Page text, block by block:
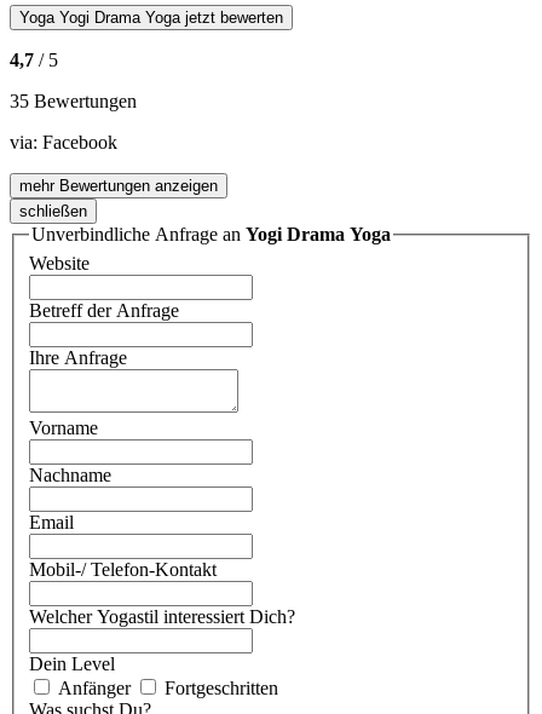
Yoga Yogi Drama Yogajetzt bewerten
4,7 / 5
35 Bewertungen
via: Facebook
mehr Bewertungen anzeigen
schließen
Unverbindliche Anfrage an Yogi Drama Yoga
Website
Betreff der Anfrage
Ihre Anfrage
Vorname
Nachname
Email
Mobil-/ Telefon-Kontakt
Welcher Yogastil interessiert Dich?
Dein Level
Anfänger
Fortgeschritten
Was suchst Du?